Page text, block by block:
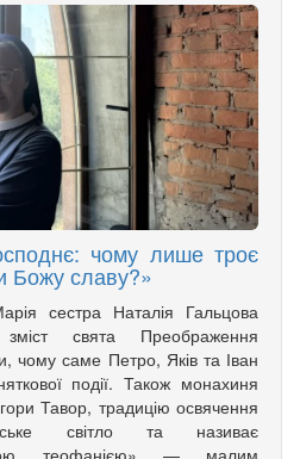
чому лише троє
Божу славу?»
сестра Наталія Гальцова
свята Преображення
чому саме Петро, Яків та Іван
події. Також монахиня
Тавор, традицію освячення
світло та називає